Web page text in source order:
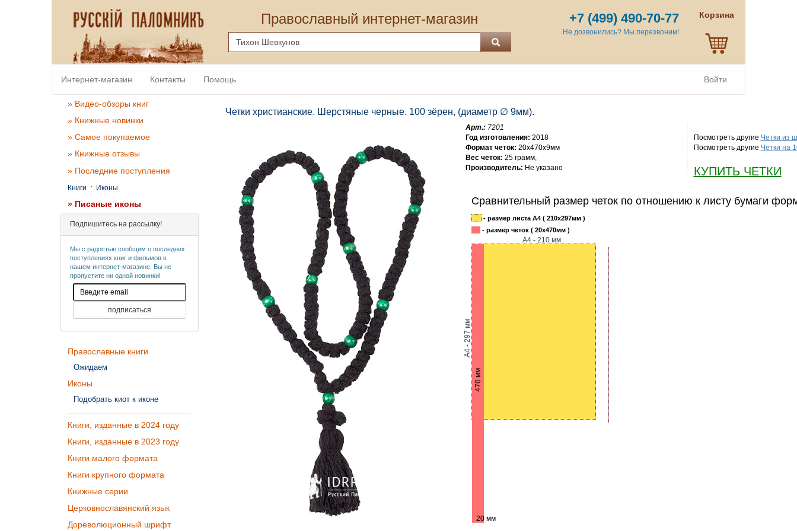
Православный интернет-магазин +7 (499) 490-70-77
Не дозвонились? Мы перезвоним!
Корзина
Интернет-магазин Контакты Помощь Войти
» Видео-обзоры книг
» Книжные новинки
» Самое покупаемое
» Книжные отзывы
» Последние поступления
Книги · Иконы
» Писаные иконы
Подпишитесь на рассылку!
Мы с радостью сообщим о последних
поступлениях книг и фильмов в
нашем интернет-магазине. Вы не
пропустите ни одной новинки!
Православные книги
Ожидаем
Иконы
Подобрать киот к иконе
Книги, изданные в 2024 году
Книги, изданные в 2023 году
Книги малого формата
Книги крупного формата
Книжные серии
Церковнославянский язык
Дореволюционный шрифт
Четки христианские. Шерстяные черные. 100 зёрен, (диаметр ∅ 9мм).
Арт.:7201
Год изготовления: 2018
Формат четок: 20x470x9мм
Вес четок: 25 грамм,
Производитель: Не указано
Посмотреть другие Четки из
Посмотреть другие Четки на
КУПИТЬ ЧЕТКИ
Сравнительный размер четок по отношению к листу бумаги
- размер листа А4 ( 210x297мм )
- размер четок ( 20x470мм )
20 мм
470 мм
А4 - 210 мм
A4 - 297 мм